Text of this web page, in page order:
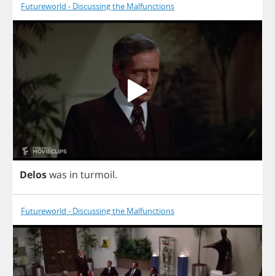
Futureworld - Discussing the Malfunctions
Deloswas in turmoil.
Futureworld - Discussing the Malfunctions